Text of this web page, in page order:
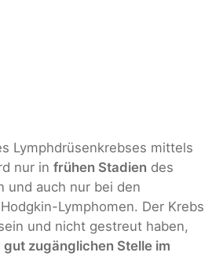
Lymphdrüsenkrebses mittels
nur in frühen Stadien des
und auch nur bei den
Lymphomen. Der Krebs
und nicht gestreut haben,
gut zugänglichen Stelle im